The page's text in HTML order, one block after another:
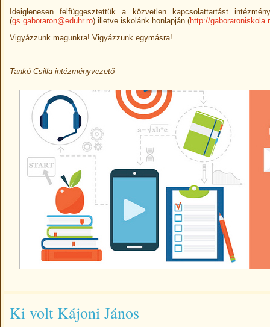
Ideiglenesen felfüggesztettük a közvetlen kapcsolattartást
(gs.gaboraron@eduhr.ro) illetve iskolánk honlapján (http://
Vigyázzunk magunkra! Vigyázzunk egymásra!
Tankó Csilla intézményvezető
Ki volt Kájoni János